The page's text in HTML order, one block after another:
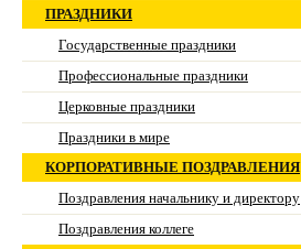
ПРАЗДНИКИ
Государственные праздники
Профессиональные праздники
Церковные праздники
Праздники в мире
КОРПОРАТИВНЫЕ ПОЗДРАВЛЕНИЯ
Поздравления начальнику и директору
Поздравления коллеге